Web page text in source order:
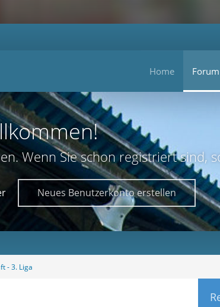
Home Forum
Wenn Sie schon registriert sind,
Neues Benutzerkonto erstellen
- 3. Liga